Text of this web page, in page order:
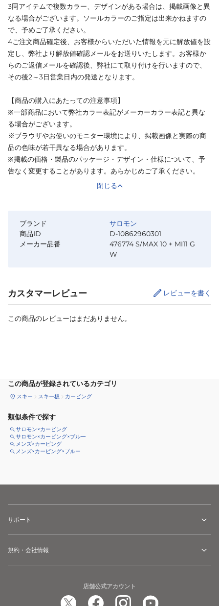
3同アイテムで複数カラー、デザインがある場合は、掲載画像と異
なる場合がございます。ソールカラーのご指定は出来かねますの
で、予めご了承ください。
4ご注文商品確定後、お客様からいただいた情報を元に解放値を設
定し、弊社より解放値確認メールをお送りいたします。お客様か
らのご返信メールを確認後、弊社にて取り付けを行いますので、
その後2～3日営業日内の発送となります。
【商品の購入にあたっての注意事項】
※一部商品において弊社カラー表記がメーカーカラー表記と異な
る場合がございます。
※ブラウザやお使いのモニター環境により、掲載画像と実際の商
品の色味が若干異なる場合があります。
※掲載の価格・製品のパッケージ・デザイン・仕様について、予
告なく変更することがあります。あらかじめご了承ください。
閉じる
ブランド
サロモン
商品ID
D-10862960301
メーカー品番
476774 S/MAX 10 + MI11 G
W
カスタマーレビュー レビューを書く
この商品のレビューはまだありません。
この商品が登録されているカテゴリ
スキー スキー板 カービング
類似条件で探す
サロモン×カービング
サロモン×カービング×ブルー
メンズ×カービング
メンズ×カービング×ブルー
サポート
規約・会社情報
店舗公式アカウント